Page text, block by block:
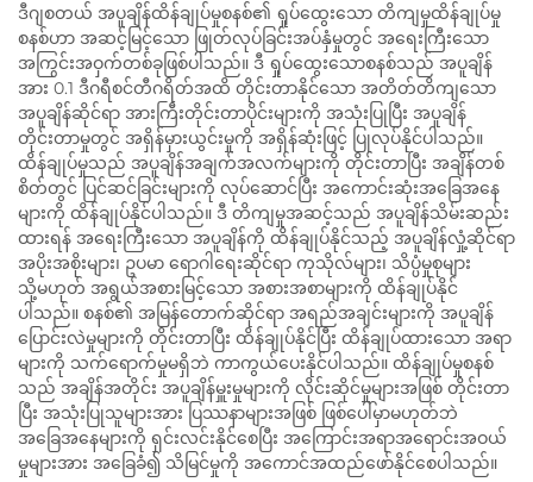
ဒီဂျစတယ် အပူချိန်ထိန်ချုပ်မှုစနစ်၏ ရှုပ်ထွေးသော တိကျမှုထိန်ချုပ်မှု
စနစ်ဟာ အဆင့်မြင့်သော ဖြုတ်လုပ်ခြင်းအပ်နှံမှုတွင် အရေးကြီးသော
အကြွင်းအဝှက်တစ်ခုဖြစ်ပါသည်။ ဒီ ရှုပ်ထွေးသောစနစ်သည် အပူချိန်
အား 0.1 ဒီဂရီစင်တီဂရိတ်အထိ တိုင်းတာနိုင်သော အတိတ်တိကျသော
အပူချိန်ဆိုင်ရာ အားကြီးတိုင်းတာပိုင်းများကို အသုံးပြုပြီး အပူချိန်
တိုင်းတာမှုတွင် အရှိန်မှားယွင်းမှုကို အရှိန်ဆုံးဖြင့် ပြုလုပ်နိုင်ပါသည်။
ထိန်ချုပ်မှုသည် အပူချိန်အချက်အလက်များကို တိုင်းတာပြီး အချိန်တစ်
စိတ်တွင် ပြင်ဆင်ခြင်းများကို လုပ်ဆောင်ပြီး အကောင်းဆုံးအခြေအနေ
များကို ထိန်ချုပ်နိုင်ပါသည်။ ဒီ တိကျမှုအဆင့်သည် အပူချိန်သိမ်းဆည်း
ထားရန် အရေးကြီးသော အပူချိန်ကို ထိန်ချုပ်နိုင်သည့် အပူချိန်လှုံ့ဆိုင်ရာ
အပိုးအစိုးများ၊ ဥပမာ ရောဂါရေးဆိုင်ရာ ကုသိုလ်များ၊ သိပ္ပံမှုစုများ
သို့မဟုတ် အရွယ်အစားမြင့်သော အစားအစာများကို ထိန်ချုပ်နိုင်
ပါသည်။ စနစ်၏ အမြန်တောက်ဆိုင်ရာ အရည်အချင်းများကို အပူချိန်
ပြောင်းလဲမှုများကို တိုင်းတာပြီး ထိန်ချုပ်နိုင်ပြီး ထိန်ချုပ်ထားသော အရာ
များကို သက်ရောက်မှုမရှိဘဲ ကာကွယ်ပေးနိုင်ပါသည်။ ထိန်ချုပ်မှုစနစ်
သည် အချိန်အတိုင်း အပူချိန်မှူးမှုများကို လိုင်းဆိုင်မှုများအဖြစ် တိုင်းတာ
ပြီး အသုံးပြုသူများအား ပြဿနာများအဖြစ် ဖြစ်ပေါ်မှာမဟုတ်ဘဲ
အခြေအနေများကို ရှင်းလင်းနိုင်စေပြီး အကြောင်းအရာအရောင်းအဝယ်
မှုများအား အခြေခံ၍ သိမြင်မှုကို အကောင်အထည်ဖော်နိုင်စေပါသည်။